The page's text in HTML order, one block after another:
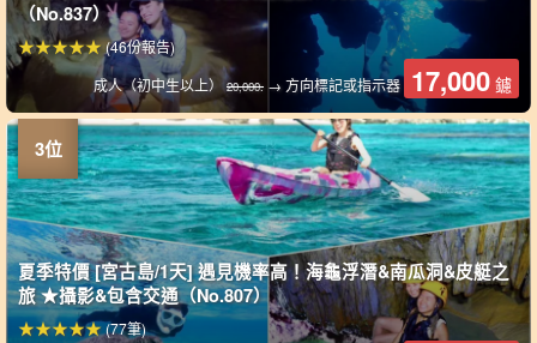
（No.837）
成人（初中生以上）20,000. → 方向標記或指示器 17,000 鑢
(46份報告)
夏季特價 [宮古島/1天] 遇見機率高！海龜浮潛&南瓜洞&皮艇之
旅 ★攝影&包含交通（No.807）
(77筆)